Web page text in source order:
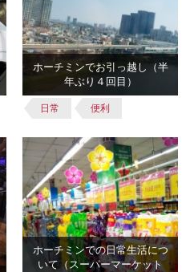
ホーチミンでお引っ越し（半
年ぶり４回目）
日常 便利
ホーチミンでの日常生活につ
いて（スーパーマーケット